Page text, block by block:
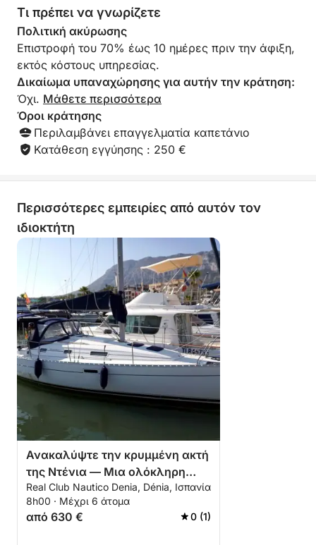
σας: είτε πρόκειται για μια διαδρομή εξερεύνησης,
μια μέρα χαλάρωσης ή έναν συνδυασμό και των
δύο, η ακτή σας περιμένει με τα καλύτερα
κρυμμένα μυστικά της.
Ιδανική για παρέες φίλων, οικογένειες ή ζευγάρια,
αυτή η εμπειρία προσφέρει την ιδανική ισορροπία
μεταξύ περιπέτειας και χαλάρωσης. Αναπνεύστε
τον αλμυρό αέρα, ακούστε τον ήχο της θάλασσας
και βυθιστείτε σε ένα μαγικό ταξίδι στο πλοίο.
φύση, τη θάλασσα και τα πιο εντυπωσιακά τοπία
της περιοχής.
Τι πρέπει να γνωρίζετε
Πολιτική ακύρωσης
Επιστροφή του 70% έως 10 ημέρες πριν την άφιξη,
εκτός κόστους υπηρεσίας.
Δικαίωμα υπαναχώρησης για αυτήν την κράτηση:
Όχι. Μάθετε περισσότερα
Όροι κράτησης
Περιλαμβάνει επαγγελματία καπετάνιο
Κατάθεση εγγύησης : 250 €
Περισσότερες εμπειρίες από αυτόν τον
ιδιοκτήτη
Ανακαλύψτε την κρυμμένη ακτή
της Ντένια — Μια ολόκληρη
μέρα στη θάλασσα
Real Club Nautico Denia, Dénia, Ισπανία
8h00 · Μέχρι 6 άτομα
από 630 € 0 (1)